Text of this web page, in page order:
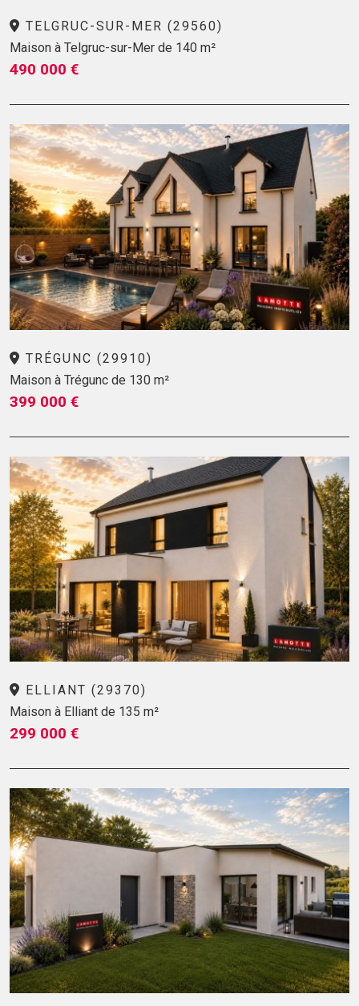
TELGRUC-SUR-MER (29560)
Maison à Telgruc-sur-Mer de 140 m²
490 000 €
TRÉGUNC (29910)
Maison à Trégunc de 130 m²
399 000 €
ELLIANT (29370)
Maison à Elliant de 135 m²
299 000 €